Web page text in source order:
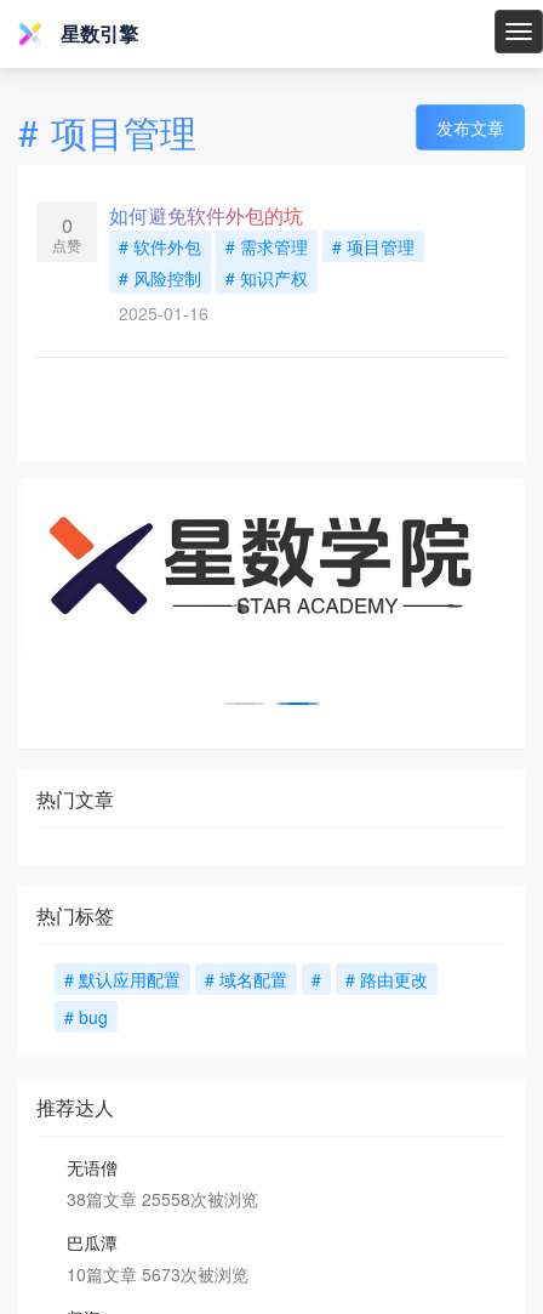
星
引
星数引擎
# 项目管理 发布文章
0
点赞
如何避免软件外包的坑
# 软件外包 # 需求管理
# 项目管理
# 风险控制
# 知识产权
2025-01-16
热门文章
热门标签
# 默认应用配置 # 域名配置 #
# 路由更改
# bug
推荐达人
无语僧
38篇文章 25558次被浏览
巴瓜潭
10篇文章 5673次被浏览